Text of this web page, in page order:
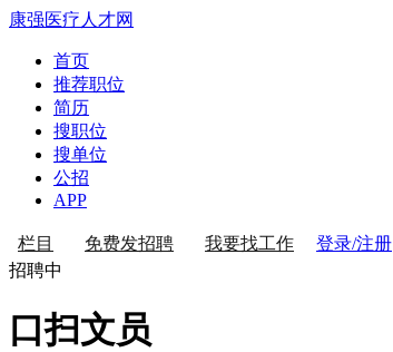
康强医疗人才网
首页
推荐职位
简历
搜职位
搜单位
公招
APP
栏目 免费发招聘 我要找工作
登录/注册
招聘中
口扫文员